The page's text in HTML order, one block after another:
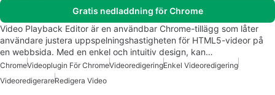
Gratis nedladdning för Chrome
Video Playback Editor är en användbar Chrome-tillägg som låter
användare justera uppspelningshastigheten för HTML5-videor på
en webbsida. Med en enkel och intuitiv design, kan…
ChromeVideoplugin För ChromeVideoredigeringEnkel Videoredigering
VideoredigerareRedigera Video